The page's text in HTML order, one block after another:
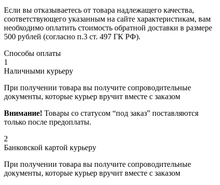
Если вы отказываетесь от товара надлежащего качества,
соответствующего указанным на сайте характеристикам, вам
необходимо оплатить стоимость обратной доставки в размере
500 рублей (согласно п.3 ст. 497 ГК РФ).
Способы оплаты
1
Наличными курьеру
При получении товара вы получите сопроводительные
документы, которые курьер вручит вместе с заказом
Внимание! Товары со статусом “под заказ” поставляются
только после предоплаты.
2
Банковской картой курьеру
При получении товара вы получите сопроводительные
документы, которые курьер вручит вместе с заказом